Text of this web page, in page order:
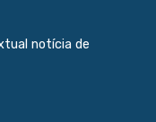
notícia de